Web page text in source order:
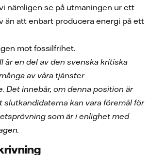
nämligen se på utmaningen ur ett
än att enbart producera energi på ett
mot fossilfrihet.
är en del av den svenska kritiska
av våra tjänster
Det innebär, om denna position är
slutkandidaterna kan vara föremål för
som är i enlighet med